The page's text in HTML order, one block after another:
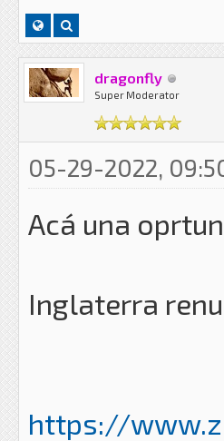
dragonfly
Super Moderator
05-29-2022,
Acá una
Inglaterra
https://